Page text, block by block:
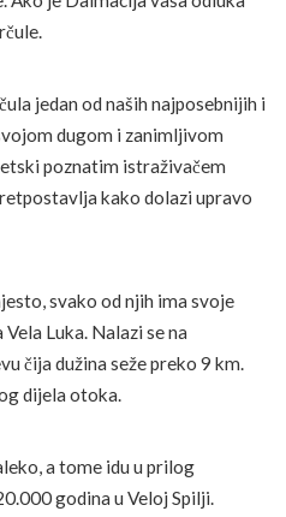
jedan od naših najposebnijih i
dugom i zanimljivom
poznatim istraživačem
kako dolazi upravo
svako od njih ima svoje
Luka. Nalazi se na
čija dužina seže preko 9 km.
dijela otoka.
a tome idu u prilog
godina u Veloj Spilji.